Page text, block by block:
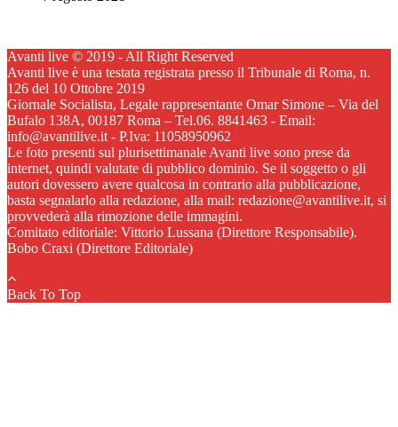
Avanti live © 2019 - All Right Reserved
Avanti live è una testata registrata presso il Tribunale di Roma, n.
126 del 10 Ottobre 2019
Giornale Socialista, Legale rappresentante Omar Simone – Via del
Bufalo 138A, 00187 Roma – Tel.06. 8841463 - Email:
info@avantilive.it - P.Iva: 11058950962
Le foto presenti sul plurisettimanale Avanti live sono prese da
internet, quindi valutate di pubblico dominio. Se il soggetto o gli
autori dovessero avere qualcosa in contrario alla pubblicazione,
basta segnalarlo alla redazione, alla mail: redazione@avantilive.it, si
provvederà alla rimozione delle immagini.
Comitato editoriale: Vittorio Lussana (Direttore Responsabile).
Bobo Craxi (Direttore Editoriale)
Back To Top